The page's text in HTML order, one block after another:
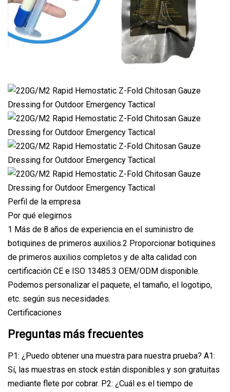
Perfil de la empresa
Por qué elegirnos
1 Más de 8 años de experiencia en el suministro de
botiquines de primeros auxilios.2 Proporcionar botiquines
de primeros auxilios completos y de alta calidad con
certificación CE e ISO 13485.3 OEM/ODM disponible.
Podemos personalizar el paquete, el tamaño, el logotipo,
etc. según sus necesidades.
Certificaciones
Preguntas más frecuentes
P1: ¿Puedo obtener una muestra para nuestra prueba? A1:
Sí, las muestras en stock están disponibles y son gratuitas
mediante flete por cobrar. P2: ¿Cuál es el tiempo de